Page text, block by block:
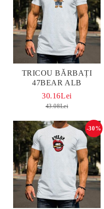
TRICOU BĂRBAȚI
47BEAR ALB
30.16Lei
43.08Lei
-30%